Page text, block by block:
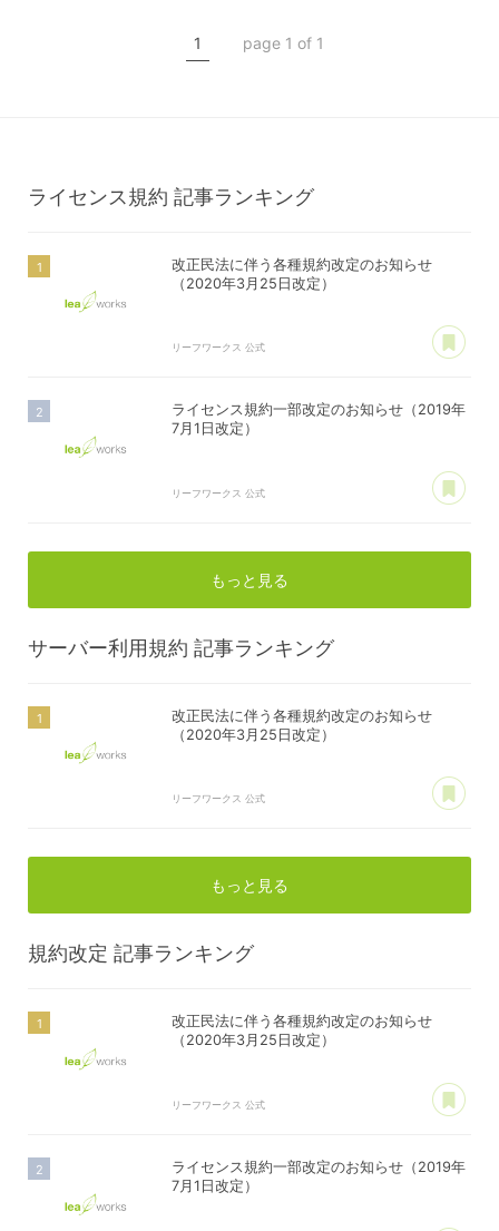
1 page 1 of 1
ライセンス規約 記事ランキング
改正民法に伴う各種規約改定のお知らせ
（2020年3月25日改定）
リーフワークス 公式
ライセンス規約一部改定のお知らせ（2019年
7月1日改定）
リーフワークス 公式
もっと見る
サーバー利用規約 記事ランキング
改正民法に伴う各種規約改定のお知らせ
（2020年3月25日改定）
リーフワークス 公式
もっと見る
規約改定 記事ランキング
改正民法に伴う各種規約改定のお知らせ
（2020年3月25日改定）
リーフワークス 公式
ライセンス規約一部改定のお知らせ（2019年
7月1日改定）